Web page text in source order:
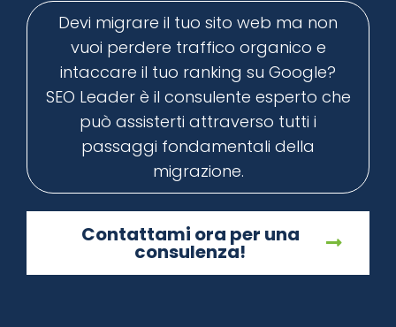
Devi migrare il tuo sito web ma non
vuoi perdere traffico organico e
intaccare il tuo ranking su Google?
SEO Leader è il consulente esperto che
può assisterti attraverso tutti i
passaggi fondamentali della
migrazione.
Contattami ora per una
consulenza!